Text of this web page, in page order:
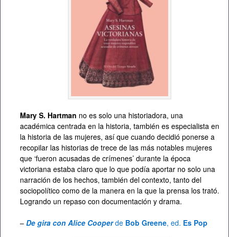
Mary S. Hartman no es solo una historiadora, una
académica centrada en la historia, también es especialista en
la historia de las mujeres, así que cuando decidió ponerse a
recopilar las historias de trece de las más notables mujeres
que ‘fueron acusadas de crímenes’ durante la época
victoriana estaba claro que lo que podía aportar no solo una
narración de los hechos, también del contexto, tanto del
sociopolítico como de la manera en la que la prensa los trató.
Logrando un repaso con documentación y drama.
– De gira con Alice Cooperde Bob Greene, ed. Es Pop